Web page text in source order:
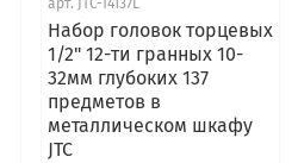
арт. JTC-T4137L
Набор головок торцевых
1/2" 12-ти гранных 10-
32мм глубоких 137
предметов в
металлическом шкафу
JTC